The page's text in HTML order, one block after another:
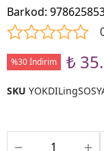
Barkod:
%30 İndirim ₺
SKU